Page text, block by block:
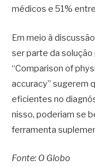
médicos e 51%
Em meio à
ser parte da
“Comparison of
accuracy” sugerem
eficientes no
nisso, poderiam se
ferramenta
Fonte: O Globo